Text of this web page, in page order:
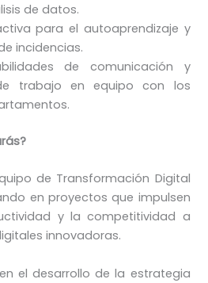
de datos.
para el autoaprendizaje y
incidencias.
de comunicación y
trabajo en equipo con los
de Transformación Digital
en proyectos que impulsen
y la competitividad a
innovadoras.
el desarrollo de la estrategia